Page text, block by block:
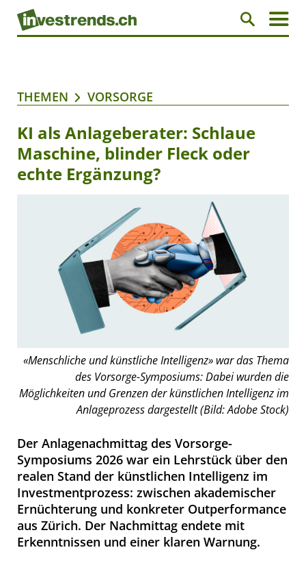
THEMEN VORSORGE
KI als Anlageberater: Schlaue
Maschine, blinder Fleck oder
echte Ergänzung?
«Menschliche und künstliche Intelligenz» war das Thema
des Vorsorge-Symposiums: Dabei wurden die
Möglichkeiten und Grenzen der künstlichen Intelligenz im
Anlageprozess dargestellt (Bild: Adobe Stock)
Der Anlagenachmittag des Vorsorge-
Symposiums 2026 war ein Lehrstück über den
realen Stand der künstlichen Intelligenz im
Investmentprozess: zwischen akademischer
Ernüchterung und konkreter Outperformance
aus Zürich. Der Nachmittag endete mit
Erkenntnissen und einer klaren Warnung.